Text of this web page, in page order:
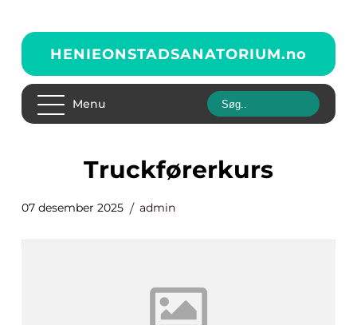
HENIEONSTADSANATORIUM.no
Menu
Truckførerkurs
07 desember 2025 admin